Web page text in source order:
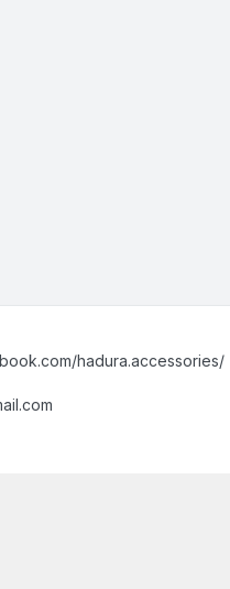
hadura.accessories/